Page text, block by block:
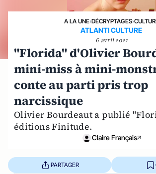
A LA UNE›DÉCRYPTAGES›
ATLANTI CULTURE
6 avril 2021
"Florida" d'Olivier
mini-miss à mini-
conte au parti pris trop
narcissique
Olivier Bourdeaut a publié
éditions Finitude.
Claire Français
PARTAGER